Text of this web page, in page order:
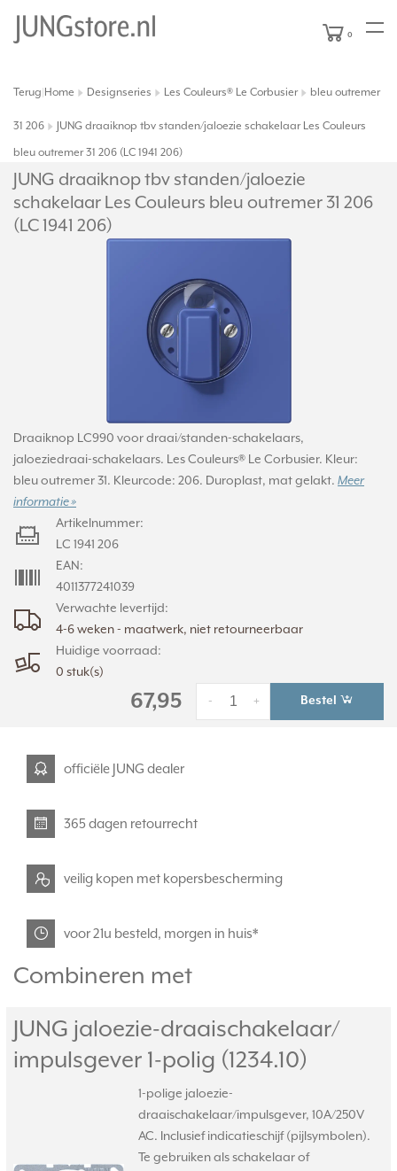
0
Terug Home Designseries Les Couleurs® Le Corbusier bleu outremer
31 206
JUNG draaiknop tbv standen/jaloezie schakelaar Les Couleurs
bleu outremer 31 206 (LC 1941 206)
JUNG draaiknop tbv standen/jaloezie
schakelaar Les Couleurs bleu outremer 31 206
(LC 1941 206)
Draaiknop LC990 voor draai/standen-schakelaars,
jaloeziedraai-schakelaars. Les Couleurs® Le Corbusier. Kleur:
bleu outremer 31. Kleurcode: 206. Duroplast, mat gelakt. Meer
informatie »
Verwachte levertijd:
4-6 weken - maatwerk, niet retourneerbaar
Huidige voorraad:
0 stuk(s)
Artikelnummer:
LC 1941 206
EAN:
4011377241039
67,95 +
- Bestel
officiële JUNG dealer
365 dagen retourrecht
veilig kopen met kopersbescherming
voor 21u besteld, morgen in huis*
Combineren met
JUNG jaloezie-draaischakelaar/
impulsgever 1-polig (1234.10)
1-polige jaloezie-
draaischakelaar/impulsgever, 10A/250V
AC. Inclusief indicatieschijf (pijlsymbolen).
Te gebruiken als schakelaar of